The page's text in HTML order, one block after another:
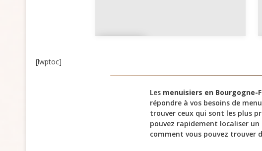
[lwptoc]
Les menuisiers en Bourgogne-
répondre à vos besoins de
trouver ceux qui sont les plus
pouvez rapidement localiser
comment vous pouvez trouver